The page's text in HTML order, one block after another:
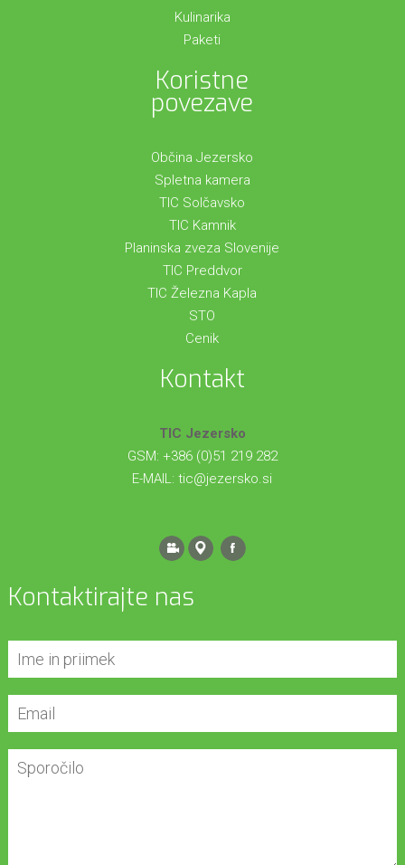
Kulinarika
Paketi
Koristne
povezave
Občina Jezersko
Spletna kamera
TIC Solčavsko
TIC Kamnik
Planinska zveza Slovenije
TIC Preddvor
TIC Železna Kapla
STO
Cenik
Kontakt
TIC Jezersko
GSM: +386 (0)51 219 282
E-MAIL:tic@jezersko.si
Kontaktirajte nas